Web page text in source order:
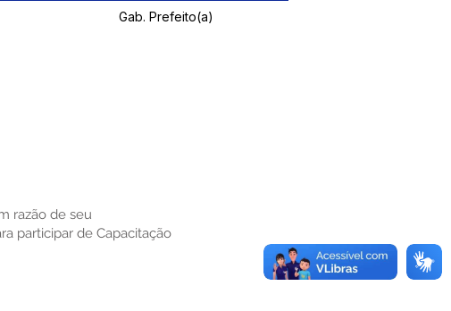
Gab. Prefeito(a)
razão de seu
participar de Capacitação